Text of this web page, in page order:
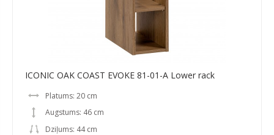
ICONIC OAK COAST EVOKE 81-01-A Lower rack
Platums: 20 cm
Augstums: 46 cm
Dziļums: 44 cm